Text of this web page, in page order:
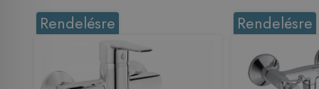
Rendelésre Rendelésre